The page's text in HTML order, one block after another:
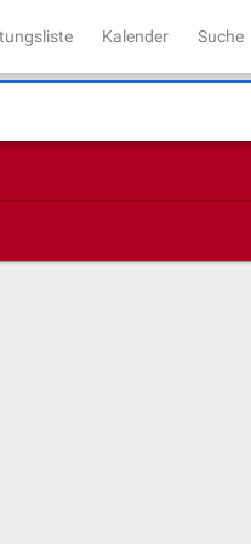
Kalender Suche